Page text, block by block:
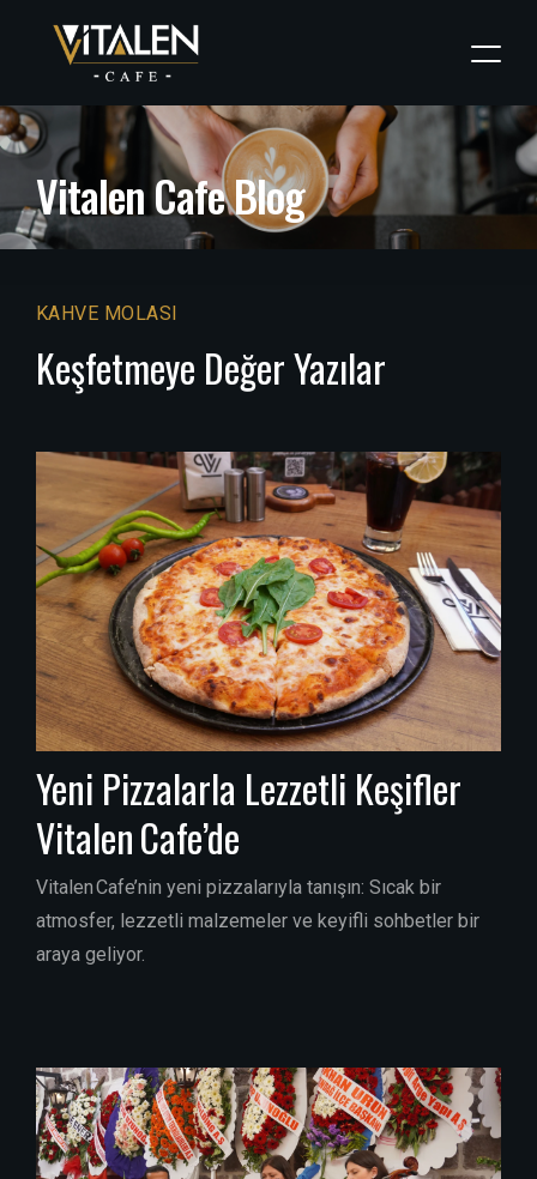
VitalenCafeBlog
KAHVE MOLASI
Keşfetmeye Değer Yazılar
Yeni Pizzalarla Lezzetli Keşifler
Vitalen Cafe’de
Vitalen Cafe’nin yeni pizzalarıyla tanışın: Sıcak bir
atmosfer, lezzetli malzemeler ve keyifli sohbetler bir
araya geliyor.